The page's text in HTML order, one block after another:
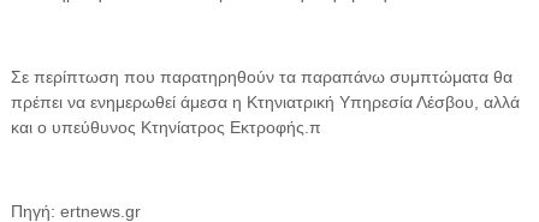
Σε περίπτωση που παρατηρηθούν τα παραπάνω συμπτώματα θα
πρέπει να ενημερωθεί άμεσα η Κτηνιατρική Υπηρεσία Λέσβου, αλλά
και ο υπεύθυνος Κτηνίατρος Εκτροφής.π
Πηγή: ertnews.gr